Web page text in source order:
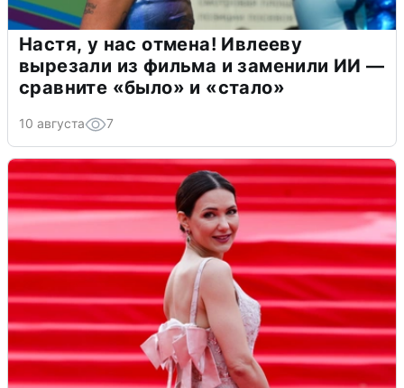
Настя, у нас отмена! Ивлееву
вырезали из фильма и заменили ИИ —
сравните «было» и «стало»
10 августа 7